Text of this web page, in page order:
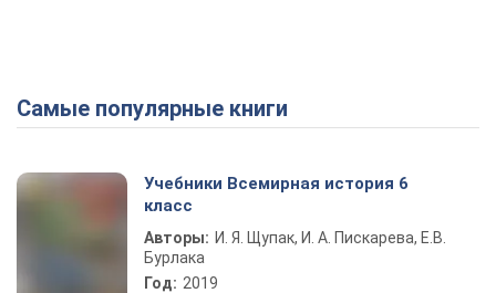
Самые популярные книги
Учебники Всемирная история 6
класс
Авторы: И. Я. Щупак, И. А. Пискарева, Е.В.
Бурлака
Год: 2019